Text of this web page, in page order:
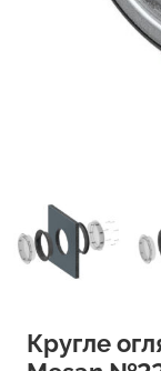
Кругле